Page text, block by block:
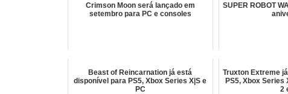
Crimson Moon será lançado em
setembro para PC e consoles
SUPER ROBOT
Beast of Reincarnation já está
disponível para PS5, Xbox Series X|S e
PC
Truxton Extreme
PS5, Xbox Series
2